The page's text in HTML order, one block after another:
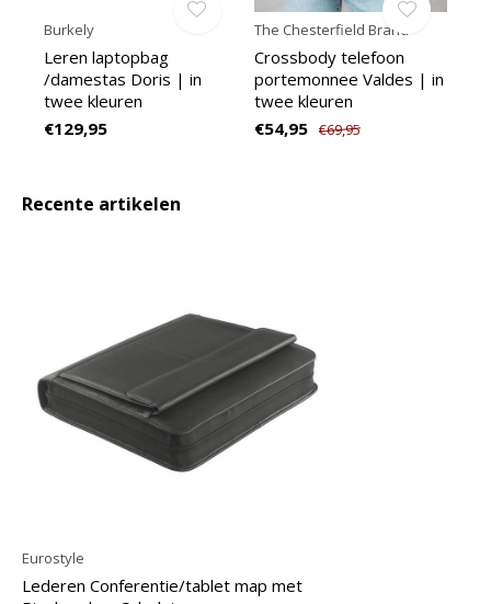
Burkely
Leren laptopbag
/damestas Doris | in
twee kleuren
€129,95
The Chesterfield Brand
Crossbody telefoon
portemonnee Valdes | in
twee kleuren
€54,95 €69,95
Recente artikelen
Eurostyle
Lederen Conferentie/tablet map met